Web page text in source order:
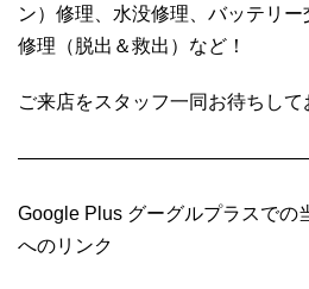
ン）修理、水没修理、バッテリ
修理（脱出＆救出）など！
ご来店をスタッフ一同お待ちし
Google Plus グーグルプラスでの
へのリンク